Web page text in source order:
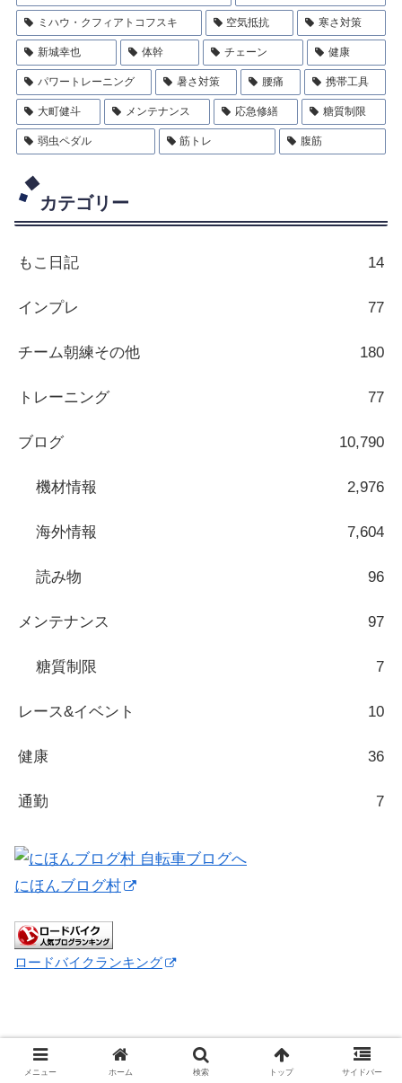
ミハウ・クフィアトコフスキ 空気抵抗 寒さ対策
新城幸也 体幹 チェーン 健康
パワートレーニング 暑さ対策 腰痛 携帯工具
大町健斗 メンテナンス 応急修繕 糖質制限
弱虫ペダル 筋トレ 腹筋
カテゴリー
もこ日記 14
インプレ 77
チーム朝練その他 180
トレーニング 77
ブログ 10,790
機材情報 2,976
海外情報 7,604
読み物 96
メンテナンス 97
糖質制限 7
レース&イベント 10
健康 36
通勤 7
にほんブログ村
ロードバイクランキング
メニュー ホーム 検索 トップ サイドバー